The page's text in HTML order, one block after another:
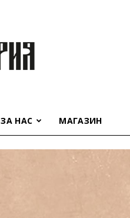
ЗА НАС МАГАЗИН